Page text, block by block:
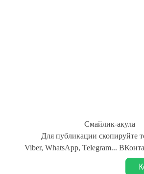
Смайлик-акула
Для публикации скопируйте
Viber, WhatsApp, Telegram...